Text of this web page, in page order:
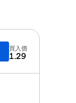
買入價
1.29